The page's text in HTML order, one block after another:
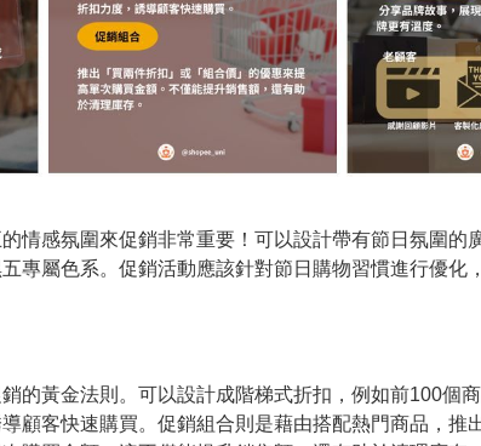
情感氛圍來促銷非常重要！可以設計帶有節日氛圍的
專屬色系。促銷活動應該針對節日購物習慣進行優化
的黃金法則。可以設計成階梯式折扣，例如前100個商
顧客快速購買。促銷組合則是藉由搭配熱門商品，推